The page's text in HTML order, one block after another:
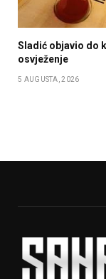
Sladić objavio do
osvježenje
5 AUGUSTA, 2026